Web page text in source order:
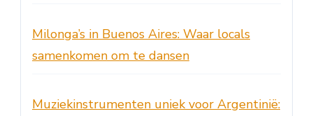
Milonga’s in Buenos Aires: Waar locals
samenkomen om te dansen
Muziekinstrumenten uniek voor Argentinië: